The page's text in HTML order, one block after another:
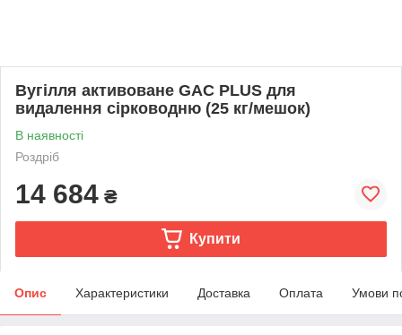
Вугілля активоване GAC PLUS для
видалення сірководню (25 кг/мешок)
В наявності
Роздріб
14 684 ₴
Купити
Опис Характеристики Доставка Оплата Умови